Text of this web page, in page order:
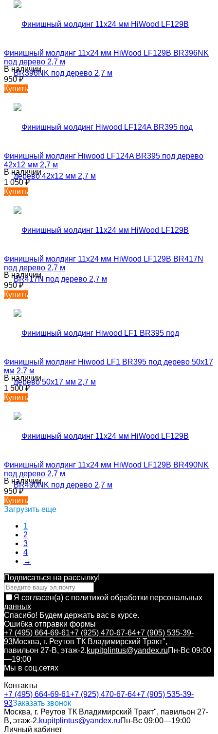
Финишный молдинг 11х24 мм HiWood LF129B BR396NK
под дерево 2,7 м
В наличии
950₽
Купить
Финишный молдинг Hiwood LF124A BR395 под дерево
42х12 мм 2,7 м
В наличии
1 050₽
Купить
Финишный молдинг 11х24 мм HiWood LF129B BR417N
под дерево 2,7 м
В наличии
950₽
Купить
Финишный молдинг Hiwood LF1 BR395 под дерево 50х17
мм 2,7 м
В наличии
1 500₽
Купить
Финишный молдинг 11х24 мм HiWood LF129B BR490NK
под дерево 2,7 м
В наличии
950₽
Купить
Загрузить еще
1
2
3
4
→
Подписаться на рассылкy!
Я согласен(a) с политикой обработки персональных
данных
Спасибо! Будем держать вас в курсе.
Ошибка отправки формы
+7 (495) 664-69-61+7 (925) 470-67-64+7 (905) 535-39-
93Москва, г. Реутов ТК Владимирский Тракт",
павильон 27-В, этаж-2.kupitplintus@yandex.ruПн-Вс 09:00
—19:00
Мы в соц.сетях
Контакты
+7 (495) 664-69-61+7 (925) 470-67-64+7 (905) 535-39-
93Заказать звонок
Москва, г. Реутов ТК Владимирский Тракт", павильон 27-
В, этаж-2.kupitplintus@yandex.ruПн-Вс 09:00—19:00
Личный кабинет